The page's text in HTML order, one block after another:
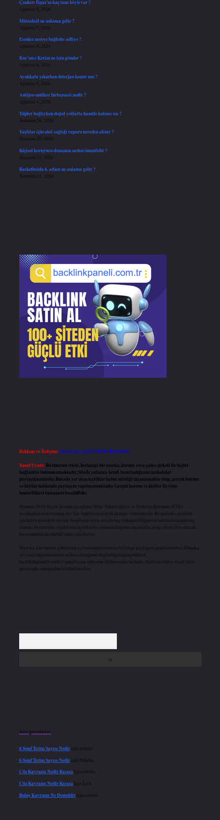
Çankırı İlgaz’ın kaç tane köyü var ?
Ağustos 9, 2026
Müstahsil ne anlama gelir ?
Ağustos 7, 2026
Esenler nereye bağlıdır adliye ?
Ağustos 6, 2026
Kur’an-ı Kerim ne için gönder ?
Ağustos 6, 2026
Ayakkabı yıkarken deterjan konur mu ?
Ağustos 5, 2026
Antijen-antikor birleşmesi nedir ?
Ağustos 4, 2026
Tüpler bağlıyken doğal yollarla hamile kalınır mı ?
Temmuz 30, 2026
Yaşlılar için akıl sağlığı raporu nereden alınır ?
Temmuz 25, 2026
Kişisel koruyucu donanım neden önemlidir ?
Temmuz 25, 2026
Basketbolda 6. adam ne anlama gelir ?
Temmuz 21, 2026
Reklam ve İletişim:Skype: live:.cid.575569c608265c69
Yasal Uyarı: Bu internet sitesi, herhangi bir marka, kurum veya şahıs şirketi ile hiçbir
bağlantısı bulunmamaktadır. Sitede yalnızca kendi hazırladığımız makaleler
paylaşılmaktadır. Burada yer alan içerikler haber niteliği taşımamakta olup, gerçek kurum
ve kişiler hakkında paylaşım yapılmamaktadır. Gerçek kurum ve kişiler ile isim
benzerlikleri tamamen tesadüfidir.
Sitemiz, 5651 Sayılı Kanun gereğince Bilgi Teknolojileri ve İletişim Kurumu (BTK)
tarafından onaylanmış bir Yer Sağlayıcı olarak hizmet vermektedir. Bu nedenle, sitedeki
içerikleri proaktif olarak denetleme veya araştırma yükümlülüğümüz bulunmamaktadır.
Ancak, üyelerimiz yazdıkları içeriklerin sorumluluğunu taşımakta olup, siteye üye olarak
bu sorumluluğu kabul etmiş sayılırlar.
Sitemiz, kar amacı gütmeyen ve tamamen ücretsiz bir bilgi paylaşım platformudur. Hukuka
ve yasal düzenlemelere aykırı olduğunu düşündüğünüz içerikleri,
backlinkpanelicomtr@gmail.com adresine bildirmeniz halinde, ilgili içerikler yasal süre
içerisinde sitemizden kaldırılacaktır.
Son yorumlar
6 Sınıf Terim Sayısı Nediriçin admin
6 Sınıf Terim Sayısı Nediriçin Nilgün
Cüz Kavramı Nedir Kısacaiçin admin
Cüz Kavramı Nedir Kısacaiçin
İpek
Buluş Kavramı Ne Demektiriçin admin